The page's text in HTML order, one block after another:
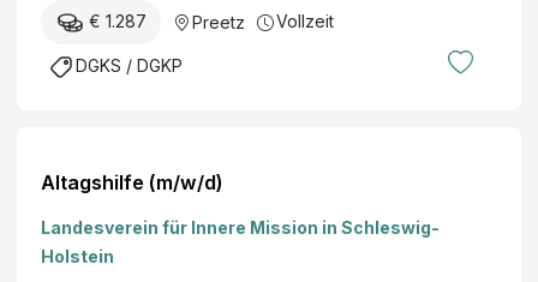
€ 1.287 Preetz Vollzeit
DGKS / DGKP
Altagshilfe (m/w/d)
Landesverein für Innere Mission in Schleswig-
Holstein